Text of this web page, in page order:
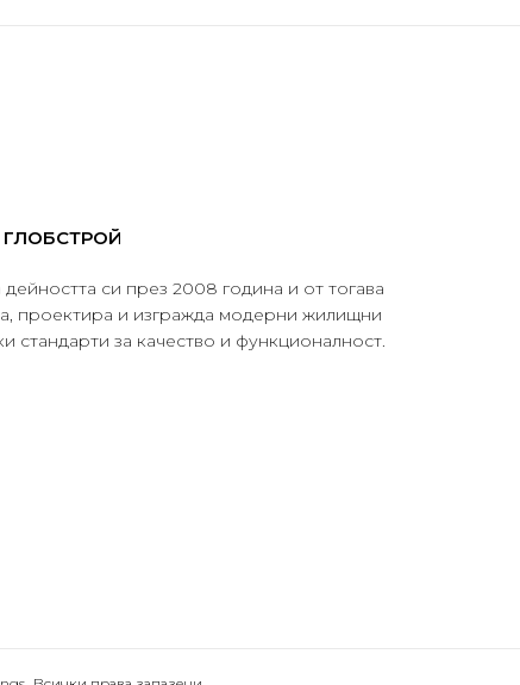
си през 2008 година и от тогава
проектира и изгражда модерни жилищни
стандарти за качество и функционалност.